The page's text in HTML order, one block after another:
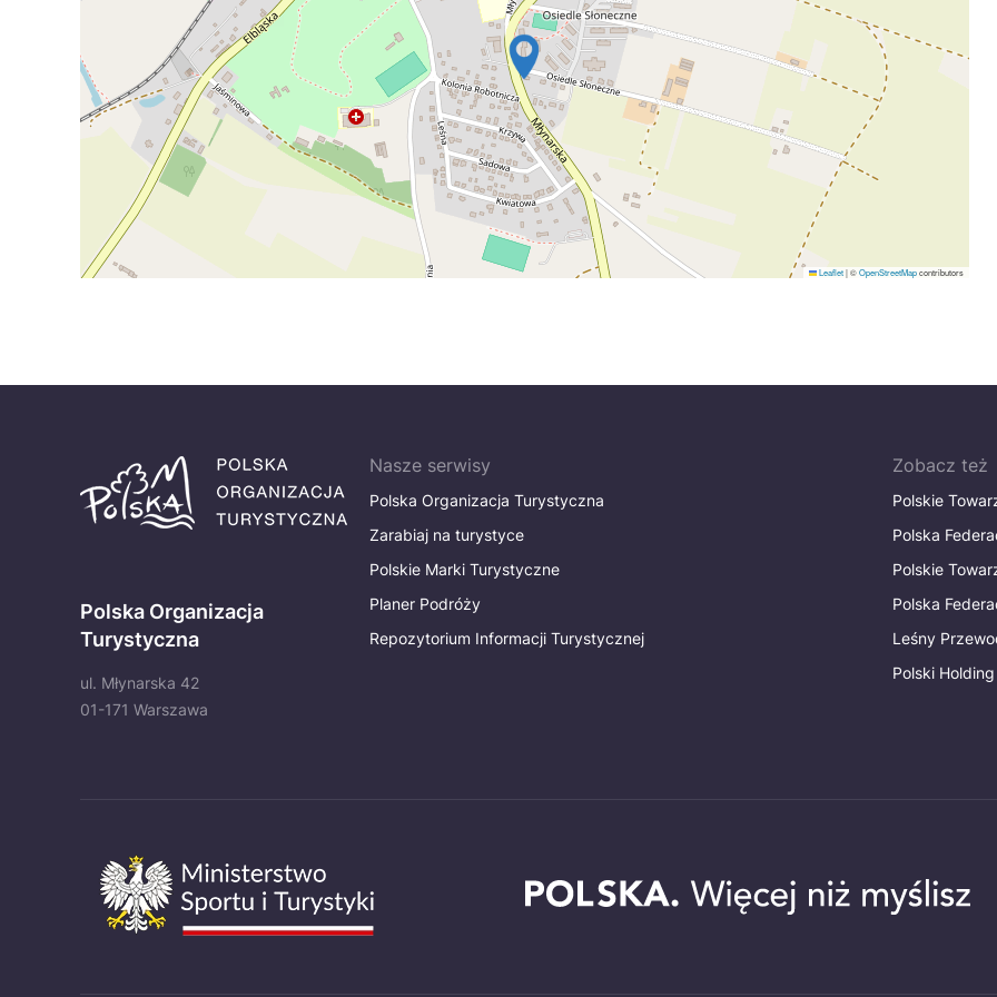
Leaflet|©OpenStreetMapcontributors
Polska Organizacja
Turystyczna
ul. Młynarska 42
01-171 Warszawa
Nasze serwisy
Polska Organizacja Turystyczna
Zarabiaj na turystyce
Polskie Marki Turystyczne
Planer Podróży
Repozytorium Informacji Turystycznej
Zobacz też
Polskie
Polska
Polskie
Polska
Leśny
Polski